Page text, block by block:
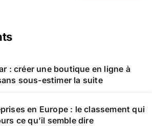
: créer une boutique en ligne à
sous-estimer la suite
en Europe : le classement qui
ce qu’il semble dire